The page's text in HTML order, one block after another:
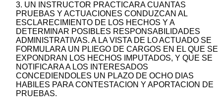
3. UN INSTRUCTOR PRACTICARA CUANTAS
PRUEBAS Y ACTUACIONES CONDUZCAN AL
ESCLARECIMIENTO DE LOS HECHOS Y A
DETERMINAR POSIBLES RESPONSABILIDADES
ADMINISTRATIVAS. A LA VISTA DE LO ACTUADO SE
FORMULARA UN PLIEGO DE CARGOS EN EL QUE SE
EXPONDRAN LOS HECHOS IMPUTADOS, Y QUE SE
NOTIFICARA A LOS INTERESADOS
CONCEDIENDOLES UN PLAZO DE OCHO DIAS
HABILES PARA CONTESTACION Y APORTACION DE
PRUEBAS.